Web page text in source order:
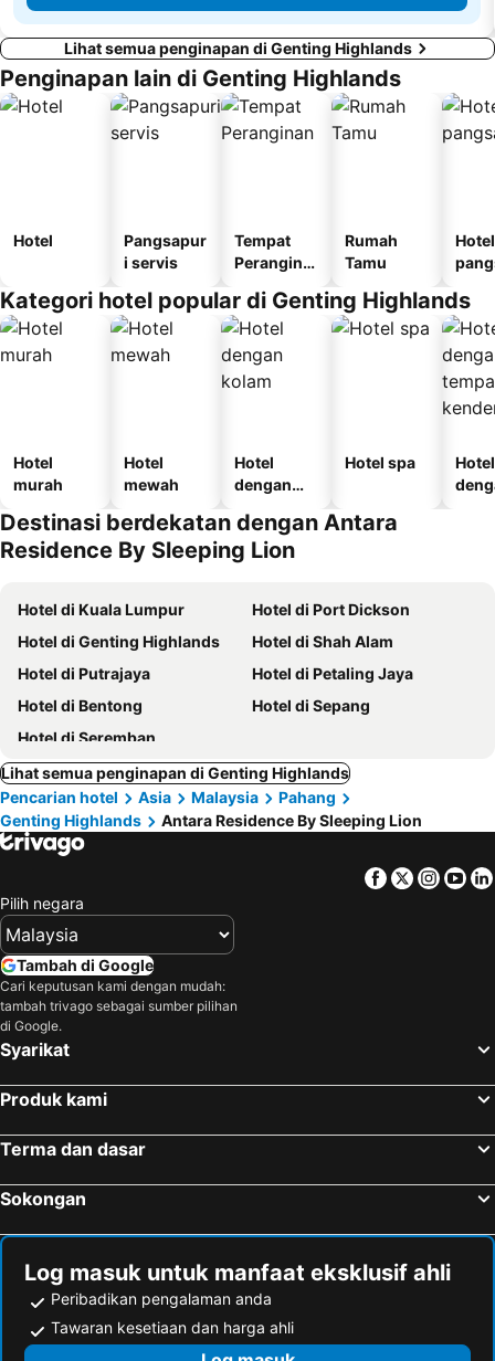
Lihat semua penginapan di Genting Highlands
Penginapan lain di Genting Highlands
Hotel
Pangsapur
i servis
Tempat
Perangina
Rumah
Tamu
Hotel
Kategori hotel popular di Genting Highlands
Hotel
murah
Hotel
mewah
Hotel
dengan
Hotel spa
Hotel
Destinasi berdekatan dengan Antara
Residence By Sleeping Lion
Hotel di Kuala Lumpur
Hotel di Port Dickson
Hotel di Genting Highlands
Hotel di Shah Alam
Hotel di Putrajaya
Hotel di Petaling Jaya
Hotel di Bentong
Hotel di Sepang
Hotel di Seremban
Lihat semua penginapan di Genting Highlands
Pencarian hotel
Asia Malaysia
Pahang
Genting Highlands
Antara Residence By Sleeping Lion
Facebook
Twitter
Pilih negara
Tambah di Google
Cari keputusan kami dengan mudah:
tambah trivago sebagai sumber pilihan
di Google.
Syarikat
Produk kami
Terma dan dasar
Sokongan
Log masuk untuk manfaat eksklusif ahli
Peribadikan pengalaman anda
Tawaran kesetiaan dan harga ahli